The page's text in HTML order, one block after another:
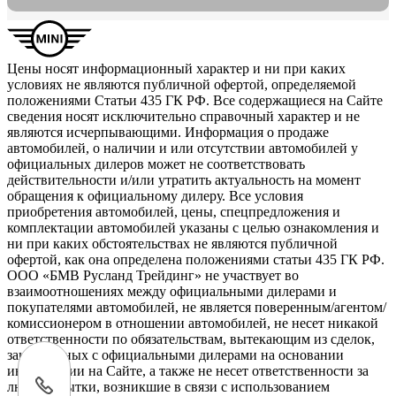
Цены носят информационный характер и ни при каких
условиях не являются публичной офертой, определяемой
положениями Статьи 435 ГК РФ. Все содержащиеся на Сайте
сведения носят исключительно справочный характер и не
являются исчерпывающими. Информация о продаже
автомобилей, о наличии и или отсутствии автомобилей у
официальных дилеров может не соответствовать
действительности и/или утратить актуальность на момент
обращения к официальному дилеру. Все условия
приобретения автомобилей, цены, спецпредложения и
комплектации автомобилей указаны с целью ознакомления и
ни при каких обстоятельствах не являются публичной
офертой, как она определена положениями статьи 435 ГК РФ.
ООО «БМВ Русланд Трейдинг» не участвует во
взаимоотношениях между официальными дилерами и
покупателями автомобилей, не является поверенным/агентом/
комиссионером в отношении автомобилей, не несет никакой
ответственности по обязательствам, вытекающим из сделок,
заключенных с официальными дилерами на основании
информации на Сайте, а также не несет ответственности за
любые убытки, возникшие в связи с использованием